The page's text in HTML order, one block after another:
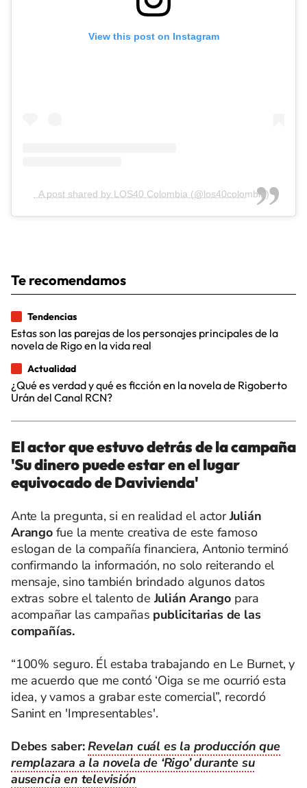
View this post on Instagram
A post shared by LOS40 Colombia (@los40colombia)
Te recomendamos
Tendencias
Estas son las parejas de los personajes principales de la
novela de Rigo en la vida real
Actualidad
¿Qué es verdad y qué es ficción en la novela de Rigoberto
Urán del Canal RCN?
El actor que estuvo detrás de la campaña
'Su dinero puede estar en el lugar
equivocado de Davivienda'
Ante la pregunta, si en realidad el actorJulián
Arangofue la mente creativa de este famoso
eslogan de la compañía financiera, Antonio terminó
confirmando la información, no solo reiterando el
mensaje, sino también brindado algunos datos
extras sobre el talento deJulián Arango para
acompañar las campañas publicitarias de las
compañías.
“100% seguro. Él estaba trabajando en Le Burnet, y
me acuerdo que me contó ‘Oiga se me ocurrió esta
idea, y vamos a grabar este comercial”, recordó
Sanint en 'Impresentables'.
Debes saber:Revelan cuál es la producción que
remplazara a la novela de ‘Rigo’ durante su
ausencia en televisión